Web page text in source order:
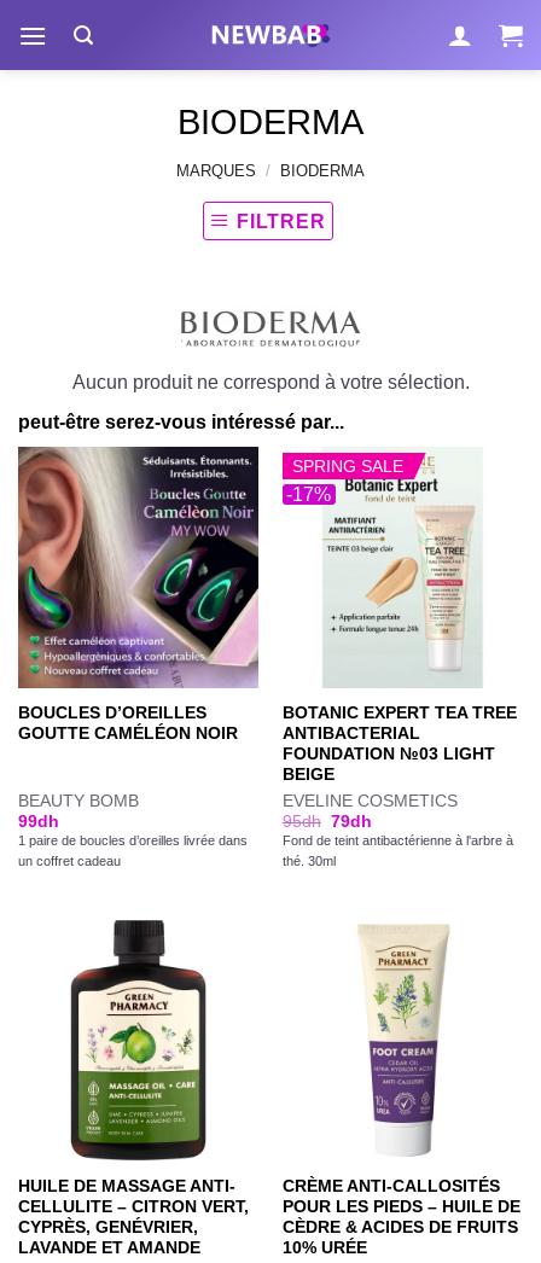
contenu
BIODERMA
MARQUES / BIODERMA
FILTRER
Aucun produit ne correspond à votre sélection.
peut-être serez-vous intéressé par...
BOUCLES D’OREILLES
GOUTTE CAMÉLÉON NOIR
BEAUTY BOMB
99dh
1 paire de boucles d’oreilles livrée dans
un coffret cadeau
-17%
SPRING SALE
BOTANIC EXPERT TEA TREE
ANTIBACTERIAL
FOUNDATION №03 LIGHT
BEIGE
EVELINE COSMETICS
95dh 79dh
Fond de teint antibactérienne à l'arbre à
thé. 30ml
HUILE DE MASSAGE ANTI-
CELLULITE – CITRON VERT,
CYPRÈS, GENÉVRIER,
LAVANDE ET AMANDE
CRÈME ANTI-CALLOSITÉS
POUR LES PIEDS – HUILE DE
CÈDRE & ACIDES DE FRUITS
10% URÉE